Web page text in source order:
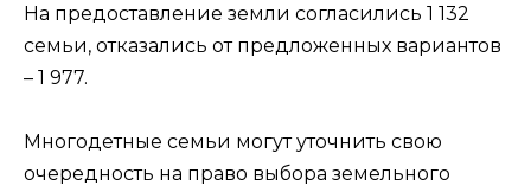
На предоставление земли согласились 1 132
семьи, отказались от предложенных вариантов
– 1 977.
Многодетные семьи могут уточнить свою
очередность на право выбора земельного